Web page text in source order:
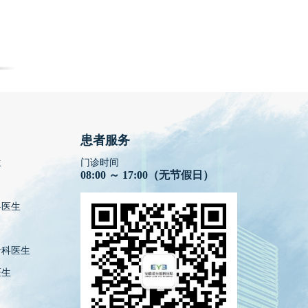
生
医生
患者服务
门诊时间
08:00 ～ 17:00（无节假日）